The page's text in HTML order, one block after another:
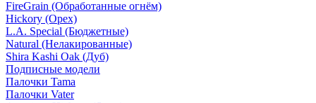
FireGrain (Обработанные огнём)
Hickory (Орех)
L.A. Special (Бюджетные)
Natural (Нелакированные)
Shira Kashi Oak (Дуб)
Подписные модели
Палочки Tama
Палочки Vater